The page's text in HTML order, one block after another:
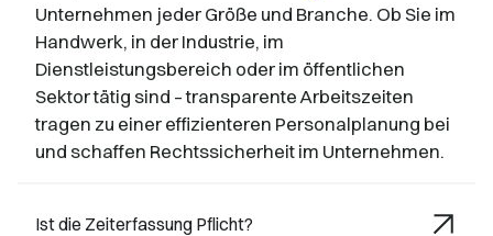
Unternehmen jeder Größe und Branche. Ob Sie im
Handwerk, in der Industrie, im
Dienstleistungsbereich oder im öffentlichen
Sektor tätig sind – transparente Arbeitszeiten
tragen zu einer effizienteren Personalplanung bei
und schaffen Rechtssicherheit im Unternehmen.
Ist die Zeiterfassung Pflicht?